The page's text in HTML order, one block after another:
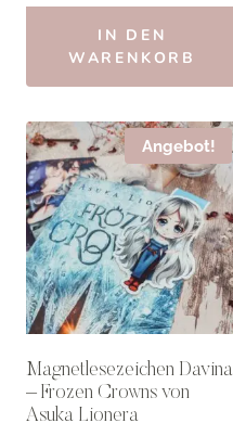
IN DEN
WARENKORB
Angebot!
Magnetlesezeichen Davina
– Frozen Crowns von
Asuka Lionera